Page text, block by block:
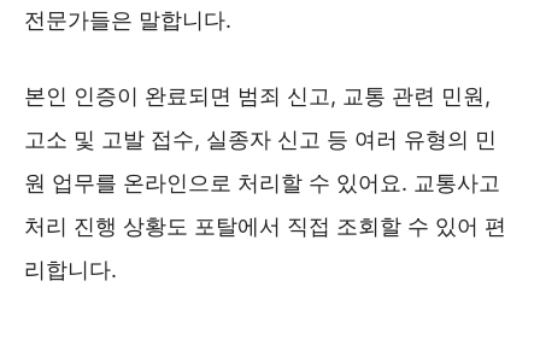
전문가들은 말합니다.
본인 인증이 완료되면 범죄 신고, 교통 관련 민원,
고소 및 고발 접수, 실종자 신고 등 여러 유형의 민
원 업무를 온라인으로 처리할 수 있어요. 교통사고
처리 진행 상황도 포탈에서 직접 조회할 수 있어 편
리합니다.